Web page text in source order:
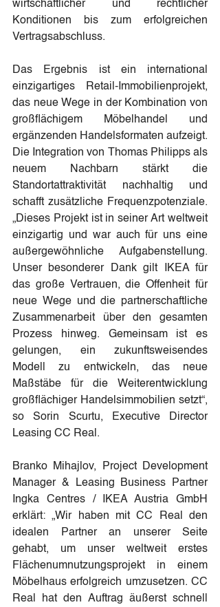
wirtschaftlicher und rechtlicher
Konditionen bis zum erfolgreichen
Vertragsabschluss.
Das Ergebnis ist ein international
einzigartiges Retail-Immobilienprojekt,
das neue Wege in der Kombination von
großflächigem Möbelhandel und
ergänzenden Handelsformaten aufzeigt.
Die Integration von Thomas Philipps als
neuem Nachbarn stärkt die
Standortattraktivität nachhaltig und
schafft zusätzliche Frequenzpotenziale.
„Dieses Projekt ist in seiner Art weltweit
einzigartig und war auch für uns eine
außergewöhnliche Aufgabenstellung.
Unser besonderer Dank gilt IKEA für
das große Vertrauen, die Offenheit für
neue Wege und die partnerschaftliche
Zusammenarbeit über den gesamten
Prozess hinweg. Gemeinsam ist es
gelungen, ein zukunftsweisendes
Modell zu entwickeln, das neue
Maßstäbe für die Weiterentwicklung
großflächiger Handelsimmobilien setzt“,
so Sorin Scurtu,
Executive Director
Leasing CC Real.
Branko Mihajlov, Project Development
Manager & Leasing Business Partner
Ingka Centres / IKEA Austria GmbH
erklärt: „Wir haben mit CC Real den
idealen Partner an unserer Seite
gehabt, um unser weltweit erstes
Flächenumnutzungsprojekt in einem
Möbelhaus erfolgreich umzusetzen. CC
Real hat den Auftrag äußerst schnell